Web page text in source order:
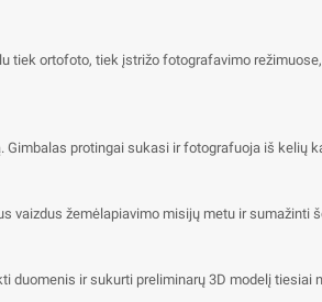
tiek ortofoto, tiek įstrižo fotografavimo
protingai sukasi ir fotografuoja iš kelių
žemėlapiavimo misijų metu ir sumažinti
ir sukurti preliminarų 3D modelį tiesiai